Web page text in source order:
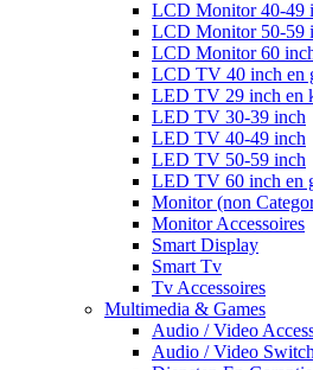
LCD Monitor 40-49
LCD Monitor 50-59
LCD Monitor 60
LCD TV 40 inch en
LED TV 29 inch en
LED TV 30-39 inch
LED TV 40-49 inch
LED TV 50-59 inch
LED TV 60 inch en
Monitor (non
Monitor Accessoires
Smart Display
Smart Tv
Tv Accessoires
Multimedia & Games
Audio / Video
Audio / Video Switch